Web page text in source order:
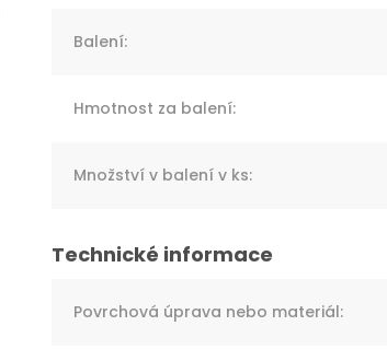
Balení:
Hmotnost za balení:
Množství v balení v ks:
Povrchová úprava nebo materiál: